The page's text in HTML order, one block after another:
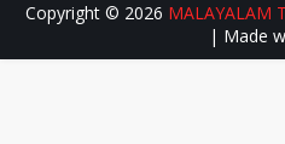
Copyright © 2026 MALAYALAM
| Made